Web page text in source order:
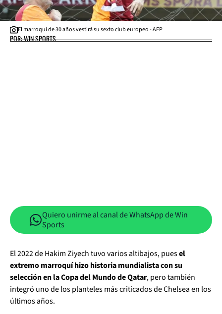
El marroquí de 30 años vestirá su sexto club europeo - AFP
POR: WIN SPORTS
Quiero unirme al canal de WhatsApp de Win
Sports
El 2022 de Hakim Ziyech tuvo varios altibajos, puesel
extremo marroquí hizo historia mundialista con su
selección en la Copa del Mundo de Qatar, pero también
integró uno de los planteles más criticados de Chelsea en los
últimos años.